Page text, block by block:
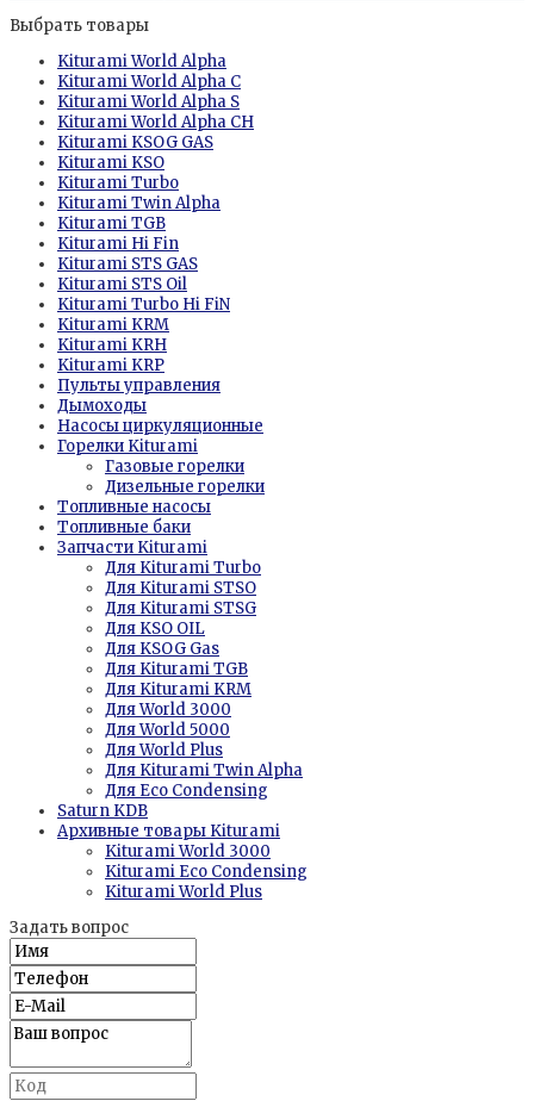
Выбрать товары
Kiturami World Alpha
Kiturami World Alpha C
Kiturami World Alpha S
Kiturami World Alpha CH
Kiturami KSOG GAS
Kiturami KSО
Kiturami Turbo
Kiturami Twin Alpha
Kiturami TGB
Kiturami Hi Fin
Kiturami STS GAS
Kiturami STS Oil
Kiturami Turbo Hi FiN
Kiturami KRM
Kiturami KRH
Kiturami KRP
Пульты управления
Дымоходы
Насосы циркуляционные
Горелки Kiturami
Газовые горелки
Дизельные горелки
Топливные насосы
Топливные баки
Запчасти Kiturami
Для Kiturami Turbo
Для Kiturami STSO
Для Kiturami STSG
Для KSO OIL
Для KSOG Gas
Для Kiturami TGB
Для Kiturami KRM
Для World 3000
Для World 5000
Для World Plus
Для Kiturami Twin Alpha
Для Eco Condensing
Saturn KDB
Архивные товары Kiturami
Kiturami World 3000
Kiturami Eco Condensing
Kiturami World Plus
Задать вопрос